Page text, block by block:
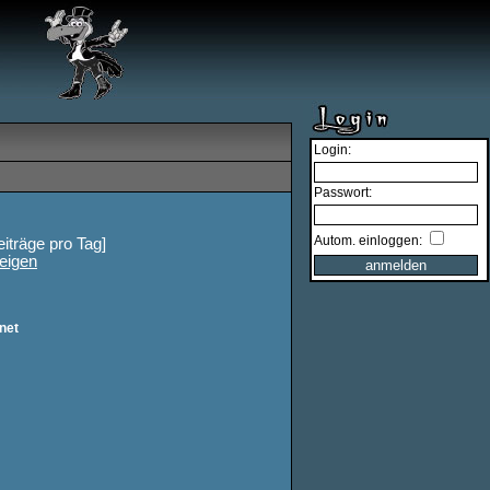
Login:
Passwort:
Autom. einloggen:
pro Tag]